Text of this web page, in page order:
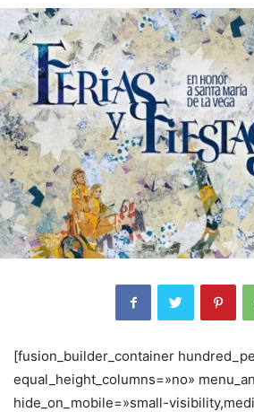
[fusion_builder_container
equal_height_columns=»no»
hide_on_mobile=»small-